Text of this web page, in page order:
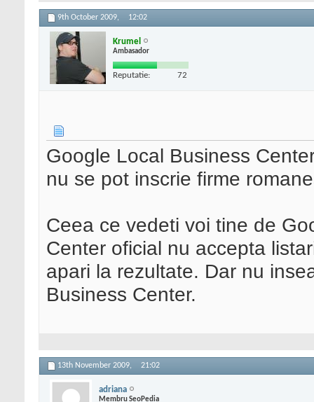
9th October 2009, 12:02
Krumel
Ambasador
Reputatie: 72
Google Local Business
nu se pot inscrie firme
Ceea ce vedeti voi tine de
Center oficial nu accepta
apari la rezultate. Dar nu
Business Center.
13th November 2009, 21:02
adriana
Membru SeoPedia